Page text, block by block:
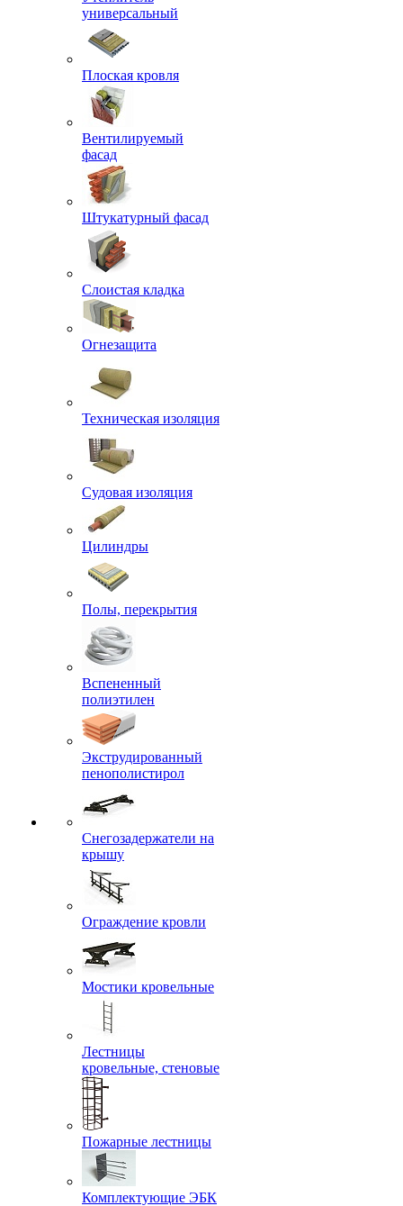
универсальный
Плоская кровля
Вентилируемый
фасад
Штукатурный фасад
Слоистая кладка
Огнезащита
Техническая изоляция
Судовая изоляция
Цилиндры
Полы, перекрытия
Вспененный
полиэтилен
Экструдированный
пенополистирол
Снегозадержатели на
крышу
Ограждение кровли
Мостики кровельные
Лестницы
кровельные, стеновые
Пожарные лестницы
Комплектующие ЭБК